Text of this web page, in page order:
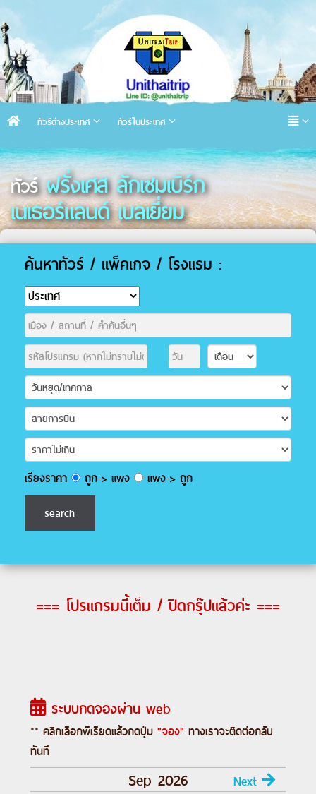
ทัวร์ต่างประเทศ ทัวร์ในประเทศ
ทัวร์ ฝรั่งเศส ลักเซมเบิร์ก
เนเธอร์แลนด์ เบลเยี่ยม
ค้นหาทัวร์ / แพ็คเกจ / โรงแรม :
เรียงราคา ถูก-> แพง แพง-> ถูก
=== โปรแกรมนี้เต็ม / ปิดกรุ๊ปแล้วค่ะ ===
ระบบกดจองผ่าน web
** คลิกเลือกพีเรียดแล้วกดปุ่ม "จอง" ทางเราจะติดต่อกลับ
ทันที
Sep 2026 Next